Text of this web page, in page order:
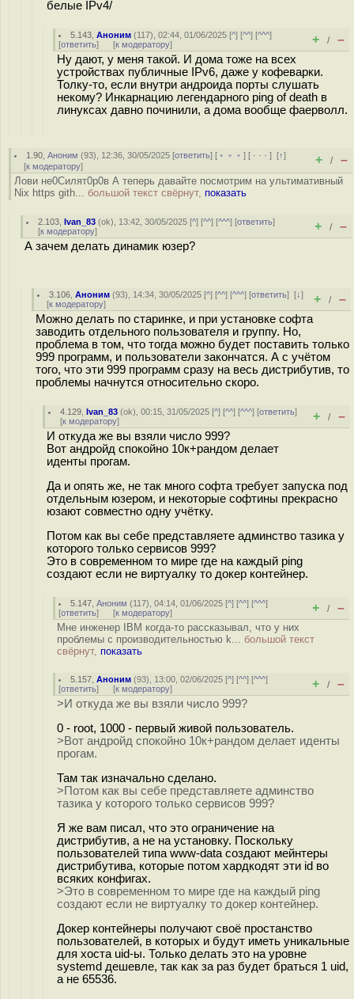
белые IPv4/
5.143 ,Аноним (117), 02:44, 01/06/2025 [^] [^^] [^^^]
[ответить] [к модератору] + / –
Ну дают, у меня такой. И дома тоже на всех
устройствах публичные IPv6, даже у кофеварки.
Толку-то, если внутри андроида порты слушать
некому? Инкарнацию легендарного ping of death в
линуксах давно починили, а дома вообще фаерволл.
1.90 ,Аноним (93), 12:36, 30/05/2025 [ответить] [ ﹢﹢﹢] [ · · ·][↑]
[к модератору] + / –
Лови не0Cилят0р0в А теперь давайте посмотрим на ультимативный
Nix https gith... большой текст свёрнут, показать
2.103 ,Ivan_83 (ok), 13:42, 30/05/2025 [^] [^^] [^^^] [ответить]
[к модератору] + / –
А зачем делать динамик юзер?
3.106 ,Аноним (93), 14:34, 30/05/2025 [^] [^^] [^^^] [ответить][↓]
[к модератору] + / –
Можно делать по старинке, и при установке софта
заводить отдельного пользователя и группу. Но,
проблема в том, что тогда можно будет поставить только
999 программ, и пользователи закончатся. А с учётом
того, что эти 999 программ сразу на весь дистрибутив, то
проблемы начнутся относительно скоро.
4.129 ,Ivan_83 (ok), 00:15, 31/05/2025 [^] [^^] [^^^] [ответить]
[к модератору] + / –
И откуда же вы взяли число 999?
Вот андройд спокойно 10к+рандом делает
иденты прогам.
Да и опять же, не так много софта требует запуска под
отдельным юзером, и некоторые софтины прекрасно
юзают совместно одну учётку.
Потом как вы себе представляете админство тазика у
которого только сервисов 999?
Это в современном то мире где на каждый ping
создают если не виртуалку то докер контейнер.
5.147 ,Аноним (117), 04:14, 01/06/2025 [^] [^^] [^^^]
[ответить] [к модератору] + / –
Мне инженер IBM когда-то рассказывал, что у них
проблемы с производительностью k... большой текст
свёрнут, показать
5.157 ,Аноним (93), 13:00, 02/06/2025 [^] [^^] [^^^]
[ответить] [к модератору] + / –
>И откуда же вы взяли число 999?
0 - root, 1000 - первый живой пользователь.
>Вот андройд спокойно 10к+рандом делает иденты
прогам.
Там так изначально сделано.
>Потом как вы себе представляете админство
тазика у которого только сервисов 999?
Я же вам писал, что это ограничение на
дистрибутив, а не на установку. Поскольку
пользователей типа www-data создают мейнтеры
дистрибутива, которые потом хардкодят эти id во
всяких конфигах.
>Это в современном то мире где на каждый ping
создают если не виртуалку то докер контейнер.
Докер контейнеры получают своё простанство
пользователей, в которых и будут иметь уникальные
для хоста uid-ы. Только делать это на уровне
systemd дешевле, так как за раз будет браться 1 uid,
а не 65536.